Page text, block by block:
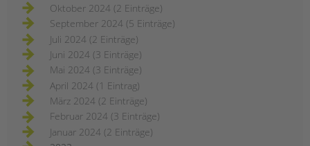
Oktober 2024 (2 Einträge)
September 2024 (5 Einträge)
Juli 2024 (2 Einträge)
Juni 2024 (3 Einträge)
Mai 2024 (3 Einträge)
April 2024 (1 Eintrag)
März 2024 (2 Einträge)
Februar 2024 (3 Einträge)
Januar 2024 (2 Einträge)